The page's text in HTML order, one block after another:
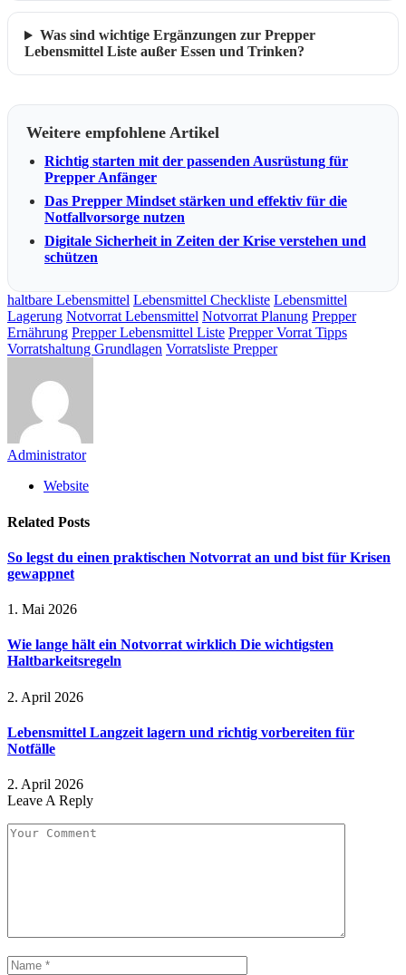
Was sind wichtige Ergänzungen zur Prepper
Lebensmittel Liste außer Essen und Trinken?
Weitere empfohlene Artikel
Richtig starten mit der passenden Ausrüstung für
Prepper Anfänger
Das Prepper Mindset stärken und effektiv für die
Notfallvorsorge nutzen
Digitale Sicherheit in Zeiten der Krise verstehen und
schützen
haltbare Lebensmittel Lebensmittel Checkliste Lebensmittel
Lagerung Notvorrat Lebensmittel Notvorrat Planung Prepper
Ernährung Prepper Lebensmittel Liste Prepper Vorrat Tipps
Vorratshaltung Grundlagen Vorratsliste Prepper
Administrator
Website
Related Posts
So legst du einen praktischen Notvorrat an und bist für Krisen
gewappnet
1. Mai 2026
Wie lange hält ein Notvorrat wirklich Die wichtigsten
Haltbarkeitsregeln
2. April 2026
Lebensmittel Langzeit lagern und richtig vorbereiten für
Notfälle
2. April 2026
Leave A Reply